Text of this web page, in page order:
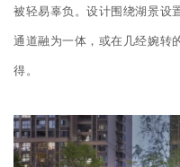
被轻易辜负。设计围绕湖景设
通道融为一体，或在几经婉转
得。